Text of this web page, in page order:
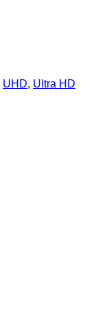
UHD, Ultra HD